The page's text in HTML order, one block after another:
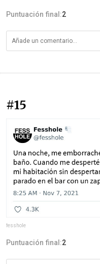
Puntuación final:2
#15
fesshole
Puntuación final:2